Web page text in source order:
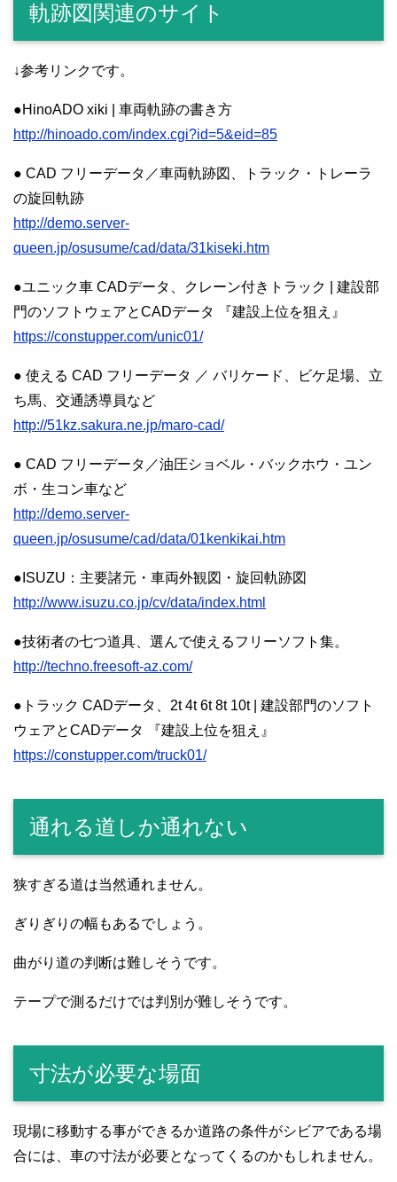
軌跡図関連のサイト
↓参考リンクです。
●HinoADO xiki | 車両軌跡の書き方
http://hinoado.com/index.cgi?id=5&eid=85
● CAD フリーデータ／車両軌跡図、トラック・トレーラ
の旋回軌跡
http://demo.server-
queen.jp/osusume/cad/data/31kiseki.htm
●ユニック車 CADデータ、クレーン付きトラック | 建設部
門のソフトウェアとCADデータ 『建設上位を狙え』
https://constupper.com/unic01/
● 使える CAD フリーデータ ／ バリケード、ビケ足場、立
ち馬、交通誘導員など
http://51kz.sakura.ne.jp/maro-cad/
● CAD フリーデータ／油圧ショベル・バックホウ・ユン
ボ・生コン車など
http://demo.server-
queen.jp/osusume/cad/data/01kenkikai.htm
●ISUZU：主要諸元・車両外観図・旋回軌跡図
http://www.isuzu.co.jp/cv/data/index.html
●技術者の七つ道具、選んで使えるフリーソフト集。
http://techno.freesoft-az.com/
●トラック CADデータ、2t 4t 6t 8t 10t | 建設部門のソフト
ウェアとCADデータ 『建設上位を狙え』
https://constupper.com/truck01/
通れる道しか通れない
狭すぎる道は当然通れません。
ぎりぎりの幅もあるでしょう。
曲がり道の判断は難しそうです。
テープで測るだけでは判別が難しそうです。
寸法が必要な場面
現場に移動する事ができるか道路の条件がシビアである場
合には、車の寸法が必要となってくるのかもしれません。